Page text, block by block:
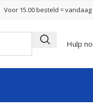
Voor 15.00 besteld =
Hulp